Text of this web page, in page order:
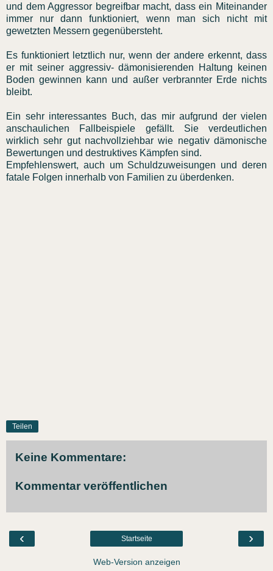
und dem Aggressor begreifbar macht, dass ein Miteinander
immer nur dann funktioniert, wenn man sich nicht mit
gewetzten Messern gegenübersteht.
Es funktioniert letztlich nur, wenn der andere erkennt, dass
er mit seiner aggressiv- dämonisierenden Haltung keinen
Boden gewinnen kann und außer verbrannter Erde nichts
bleibt.
Ein sehr interessantes Buch, das mir aufgrund der vielen
anschaulichen Fallbeispiele gefällt. Sie verdeutlichen
wirklich sehr gut nachvollziehbar wie negativ dämonische
Bewertungen und destruktives Kämpfen sind.
Empfehlenswert, auch um Schuldzuweisungen und deren
fatale Folgen innerhalb von Familien zu überdenken.
Teilen
Keine Kommentare:
Kommentar veröffentlichen
‹ ›
Startseite
Web-Version anzeigen